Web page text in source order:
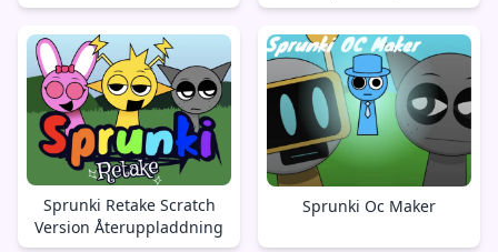
Sprunki Retake Scratch
Version Återuppladdning
Sprunki Oc Maker